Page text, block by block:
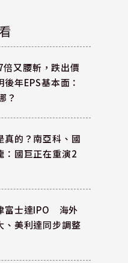
又腰斬，跌出價
年EPS基本面：
？
真的？南亞科、國
：國巨正在重演2
富士達IPO 海外
、美利達同步調整